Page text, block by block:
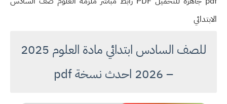
الابتدائي
للصف السادس ابتدائي مادة العلوم 2025
– 2026 احدث نسخة pdf